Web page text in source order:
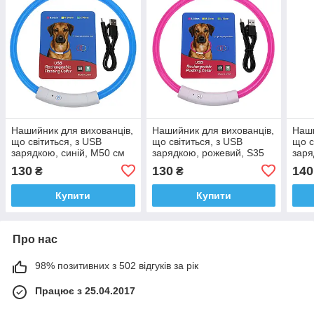
Нашийник для вихованців,
що світиться, з USB
зарядкою, синій, M50 см
130 ₴
Купити
Нашийник для вихованців,
що світиться, з USB
зарядкою, рожевий, S35
130₴
Купити
що
140
Про нас
98% позитивних з 502 відгуків за рік
Працює з 25.04.2017